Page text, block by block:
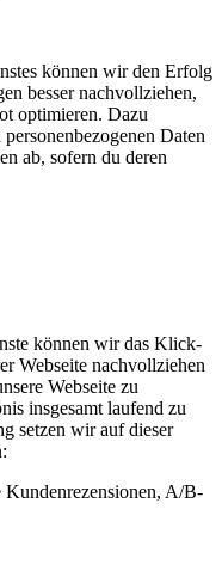
können wir den Erfolg
besser nachvollziehen,
optimieren. Dazu
Daten
ab, sofern du deren
können wir das Klick-
Webseite nachvollziehen
Webseite zu
insgesamt laufend zu
setzen wir auf dieser
A/B-